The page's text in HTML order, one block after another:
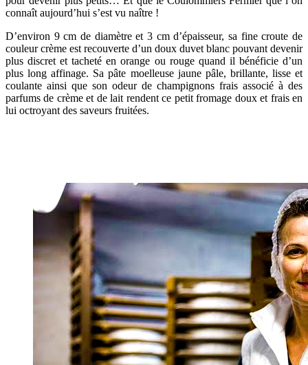
connaît aujourd’hui s’est vu naître !
D’environ 9 cm de diamètre et 3 cm d’épaisseur, sa fine croute de
couleur crème est recouverte d’un doux duvet blanc pouvant devenir
plus discret et tacheté en orange ou rouge quand il bénéficie d’un
plus long affinage. Sa pâte moelleuse jaune pâle, brillante, lisse et
coulante ainsi que son odeur de champignons frais associé à des
parfums de crème et de lait rendent ce petit fromage doux et frais en
lui octroyant des saveurs fruitées.